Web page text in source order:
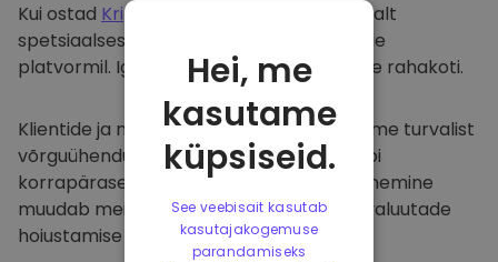
Kui ostad Kriptomat
, kanname selle sujuvalt
spetsiaalsesse ja turvalisse rahakotti meie
platvormil. Iga kasutaja saab individuaalse rahakoti.
Klientide ja nende raha kaitsmiseks pakume turvalist
võrguühenduseta hoiustamist ja viime läbi
korrapäraseid turvaauditeid. Selline lähenemine
muudab meie platvormi ja teiste krüptovaluutade
hoiustamise tõeliseks taevaks.
Hei, me
kasutame
küpsiseid.
See veebisait kasutab
kasutajakogemuse
parandamiseks